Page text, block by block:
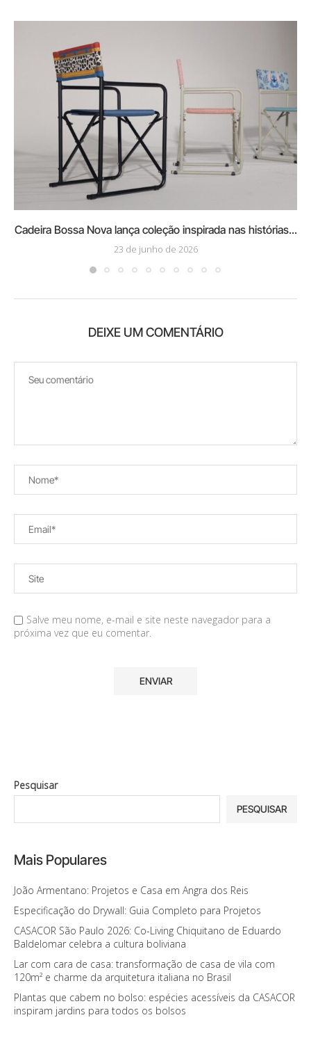
Cadeira Bossa Nova lança coleção inspirada nas histórias...
23 de junho de 2026
DEIXE UM COMENTÁRIO
Salve meu nome, e-mail e site neste navegador para a
próxima vez que eu comentar.
Pesquisar
PESQUISAR
Mais Populares
João Armentano: Projetos e Casa em Angra dos Reis
Especificação do Drywall: Guia Completo para Projetos
CASACOR São Paulo 2026: Co-Living Chiquitano de Eduardo
Baldelomar celebra a cultura boliviana
Lar com cara de casa: transformação de casa de vila com
120m² e charme da arquitetura italiana no Brasil
Plantas que cabem no bolso: espécies acessíveis da CASACOR
inspiram jardins para todos os bolsos